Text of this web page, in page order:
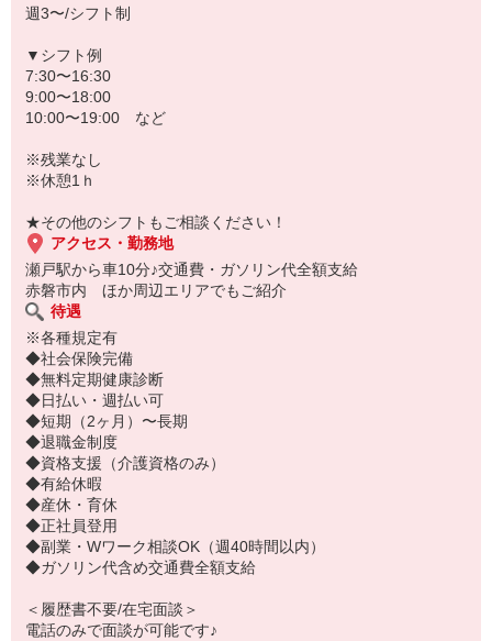
・認知症ケアに興味がある
難しい対応はありません
未経験スタートのスタッフ多数！
わからないことは先輩スタッフが丁寧に教えますのでご安心くださ
い◎
週3〜/シフト制
▼シフト例
7:30〜16:30
9:00〜18:00
10:00〜19:00 など
※残業なし
※休憩1ｈ
★その他のシフトもご相談ください！
アクセス・勤務地
瀬戸駅から車10分♪交通費・ガソリン代全額支給
赤磐市内 ほか周辺エリアでもご紹介
待遇
※各種規定有
◆社会保険完備
◆無料定期健康診断
◆日払い・週払い可
◆短期（2ヶ月）〜長期
◆退職金制度
◆資格支援（介護資格のみ）
◆有給休暇
◆産休・育休
◆正社員登用
◆副業・Wワーク相談OK（週40時間以内）
◆ガソリン代含め交通費全額支給
＜履歴書不要/在宅面談＞
電話のみで面談が可能です♪